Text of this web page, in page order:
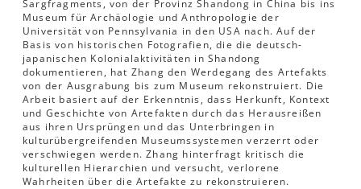
Sargfragments, von der Provinz Shandong in China bis ins
Museum für Archäologie und Anthropologie der
Universität von Pennsylvania in den USA nach. Auf der
Basis von historischen Fotografien, die die deutsch-
japanischen Kolonialaktivitäten in Shandong
dokumentieren, hat Zhang den Werdegang des Artefakts
von der Ausgrabung bis zum Museum rekonstruiert. Die
Arbeit basiert auf der Erkenntnis, dass Herkunft, Kontext
und Geschichte von Artefakten durch das Herausreißen
aus ihren Ursprüngen und das Unterbringen in
kulturübergreifenden Museumssystemen verzerrt oder
verschwiegen werden. Zhang hinterfragt kritisch die
kulturellen Hierarchien und versucht, verlorene
Wahrheiten über die Artefakte zu rekonstruieren.